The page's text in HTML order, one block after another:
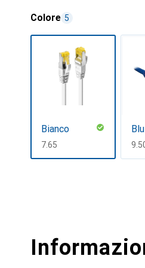
Colore 5
Bianco
CHF
7.65
Blu